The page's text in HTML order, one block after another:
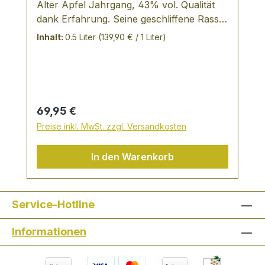
Alter Apfel Jahrgang, 43% vol. Qualität
dank Erfahrung. Seine geschliffene Rasse
und die feine Fruchtnote machen ihn zu
und Kastanienfässern verleiht den
Bränden eine warme dunkle Farbe und
ein feinherbes Aroma
Inhalt: 0.5 Liter (139,90 € / 1 Liter)
Regulärer Preis:
69,95 €
Preise inkl. MwSt. zzgl. Versandkosten
In den Warenkorb
Service-Hotline
Informationen